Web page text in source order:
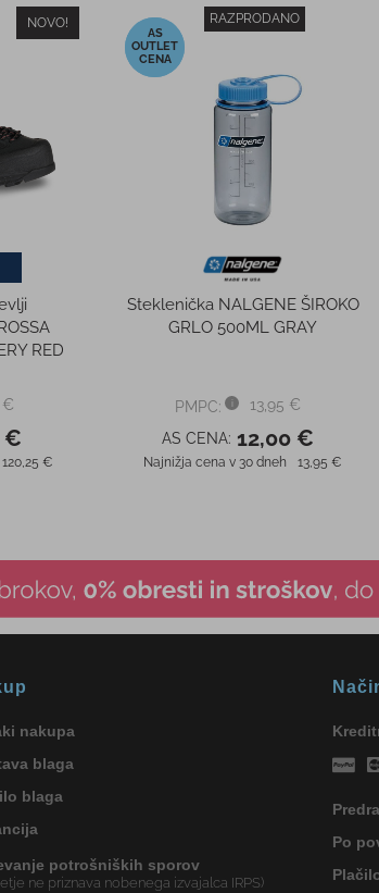
NOVO!
RED
€
€
120,25 €
-14%
RAZPRODANO
Steklenička NALGENE ŠIROKO
GRLO 500ML GRAY
PMPC:
13,95 €
AS CENA: 12,00 €
Najnižja cena v 30 dneh 13,95 €
nakupa
blaga
blaga
potrošniških sporov
ne priznava nobenega izvajalca IRPS)
Po